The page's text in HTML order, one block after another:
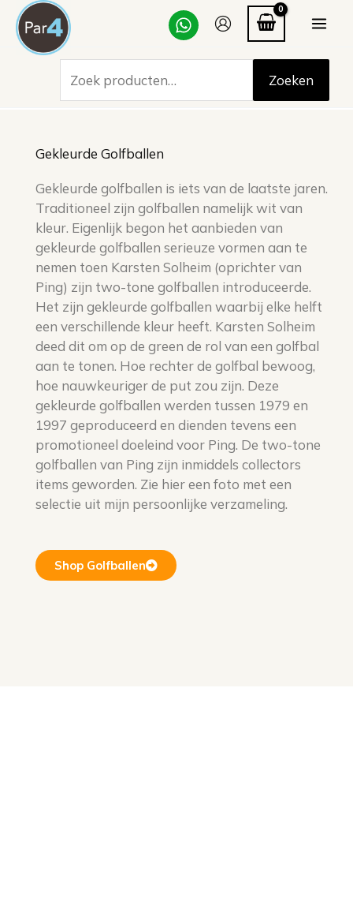
naar
Zoeken
naar:
Zoeken
Gekleurde Golfballen
Gekleurde golfballen is iets van de laatste jaren.
Traditioneel zijn golfballen namelijk wit van
kleur. Eigenlijk begon het aanbieden van
gekleurde golfballen serieuze vormen aan te
nemen toen Karsten Solheim (oprichter van
Ping) zijn two-tone golfballen introduceerde.
Het zijn gekleurde golfballen waarbij elke helft
een verschillende kleur heeft. Karsten Solheim
deed dit om op de green de rol van een golfbal
aan te tonen. Hoe rechter de golfbal bewoog,
hoe nauwkeuriger de put zou zijn. Deze
gekleurde golfballen werden tussen 1979 en
1997 geproduceerd en dienden tevens een
promotioneel doeleind voor Ping. De two-tone
golfballen van Ping zijn inmiddels collectors
items geworden. Zie hier een foto met een
selectie uit mijn persoonlijke verzameling.
Shop Golfballen